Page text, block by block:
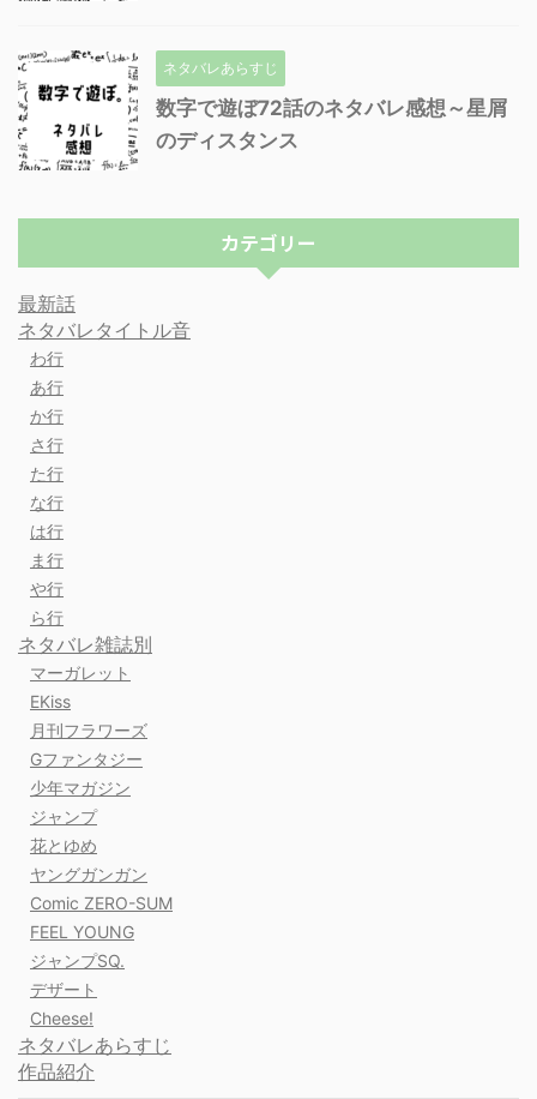
ネタバレあらすじ
数字で遊ぼ72話のネタバレ感想～星屑
のディスタンス
カテゴリー
最新話
ネタバレタイトル音
わ行
あ行
か行
さ行
た行
な行
は行
ま行
や行
ら行
ネタバレ雑誌別
マーガレット
EKiss
月刊フラワーズ
Gファンタジー
少年マガジン
ジャンプ
花とゆめ
ヤングガンガン
Comic ZERO-SUM
FEEL YOUNG
ジャンプSQ.
デザート
Cheese!
ネタバレあらすじ
作品紹介